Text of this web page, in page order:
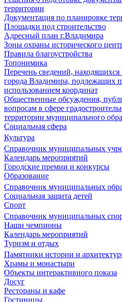
территории
Документация по планировке
Площадки под строительство
Адресный план г.Владимира
Зоны охраны исторического
Правила благоустройства
Топонимика
Перечень сведений,
города Владимира, подлежащих
использованием координат
Общественные обсуждения,
вопросам в сфере
территории муниципального
Социальная сфера
Культура
Справочник муниципальных
Календарь мероприятий
Городские премии и конкурсы
Образование
Справочник муниципальных
Социальная защита детей
Спорт
Справочник муниципальных
Наши чемпионы
Календарь мероприятий
Туризм и отдых
Памятники истории и
Храмы и монастыри
Объекты интерактивного показа
Досуг
Рестораны и кафе
Гостиницы